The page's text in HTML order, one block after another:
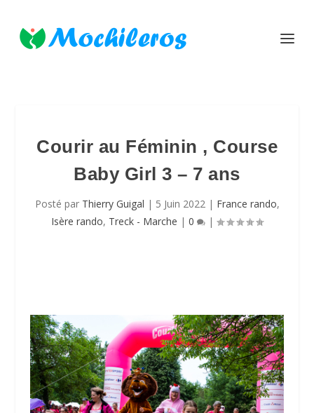
Courir au Féminin , Course
Baby Girl 3 – 7 ans
Posté par Thierry Guigal | 5 Juin 2022| France rando,
Isère rando, Treck - Marche | 0 |